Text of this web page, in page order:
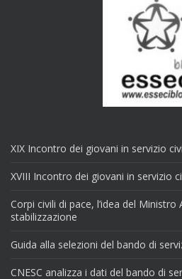
XIX Incontro dei giovani in servizio
XVIII Incontro dei giovani in servizio
Corpi civili di pace, l’idea del
stabilizzazione
Guida alla selezioni del bando di
CNESC analizza i dati del bando di